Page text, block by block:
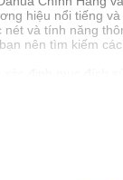
hiệu nổi tiếng
và tính năng
nên tìm kiếm
Camera Dahua